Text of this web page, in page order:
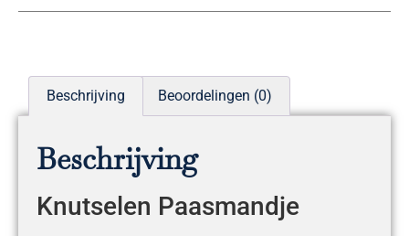
Beschrijving Beoordelingen (0)
Beschrijving
Knutselen Paasmandje